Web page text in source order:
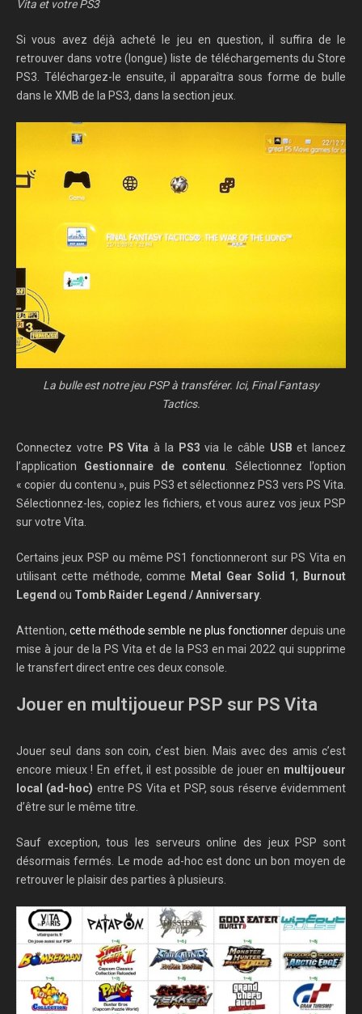
Vita et votre PS3
Si vous avez déjà acheté le jeu en question, il suffira de le
retrouver dans votre (longue) liste de téléchargements du Store
PS3. Téléchargez-le ensuite, il apparaîtra sous forme de bulle
dans le XMB de la PS3, dans la section jeux.
La bulle est notre jeu PSP à transférer. Ici, Final Fantasy
Tactics.
Connectez votre PS Vita à la PS3 via le câble USB et lancez
l’application Gestionnaire de contenu . Sélectionnez l’option
« copier du contenu », puis PS3 et sélectionnez PS3 vers PS Vita.
Sélectionnez-les, copiez les fichiers, et vous aurez vos jeux PSP
sur votre Vita.
Certains jeux PSP ou même PS1 fonctionneront sur PS Vita en
utilisant cette méthode, comme
Metal Gear Solid 1,
Burnout
Legend ou Tomb Raider Legend / Anniversary
Attention,cette méthode semble ne plus fonctionnerdepuis une
mise à jour de la PS Vita et de la PS3 en mai 2022 qui supprime
le transfert direct entre ces deux console.
Jouer en multijoueur PSP sur PS Vita
Jouer seul dans son coin, c’est bien. Mais avec des amis c’est
encore mieux ! En effet, il est possible de jouer en multijoueur
local (ad-hoc) entre PS Vita et PSP, sous réserve évidemment
d’être sur le même titre.
Sauf exception, tous les serveurs online des jeux PSP sont
désormais fermés. Le mode ad-hoc est donc un bon moyen de
retrouver le plaisir des parties à plusieurs.